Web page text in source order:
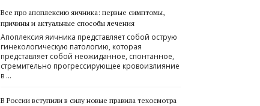
Все про апоплексию яичника: первые симптомы,
причины и актуальные способы лечения
Апоплексия яичника представляет собой острую
гинекологическую патологию, которая
представляет собой неожиданное, спонтанное,
стремительно прогрессирующее кровоизлияние
в …
В России вступили в силу новые правила техосмотра